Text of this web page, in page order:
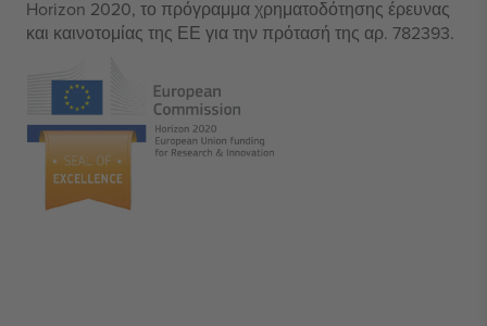
Horizon 2020, το πρόγραμμα χρηματοδότησης έρευνας
και καινοτομίας της ΕΕ για την πρότασή της αρ. 782393.